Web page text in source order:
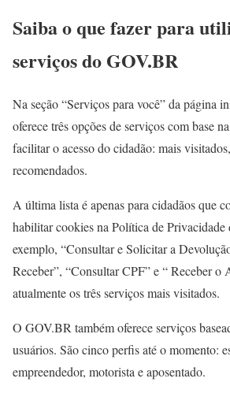
Saiba o que fazer para
serviços do GOV.BR
Na seção “Serviços para você” da página
oferece três opções de serviços com base
facilitar o acesso do cidadão: mais
recomendados.
A última lista é apenas para cidadãos que
habilitar cookies na Política de Privacidade
exemplo, “Consultar e Solicitar a
Receber”, “Consultar CPF” e “ Receber o
atualmente os três serviços mais visitados.
O GOV.BR também oferece serviços
usuários. São cinco perfis até o momento:
empreendedor, motorista e aposentado.